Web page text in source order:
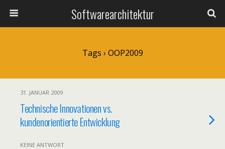
Softwarearchitektur
Tags › OOP2009
31. JANUAR 2009
Technische Innovationen vs.
kundenorientierte Entwicklung
KEINE ANTWORT